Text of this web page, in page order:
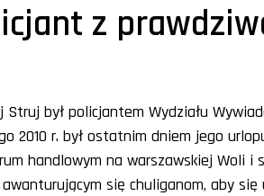
z
Struj był policjantem Wydziału
2010 r. był ostatnim dniem jego
handlowym na warszawskiej Woli i
się chuliganom, aby się